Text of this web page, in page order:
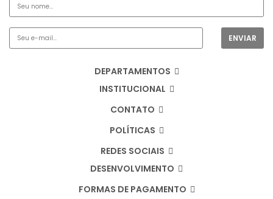
DEPARTAMENTOS
INSTITUCIONAL
CONTATO
POLÍTICAS
REDES SOCIAIS
DESENVOLVIMENTO
FORMAS DE PAGAMENTO